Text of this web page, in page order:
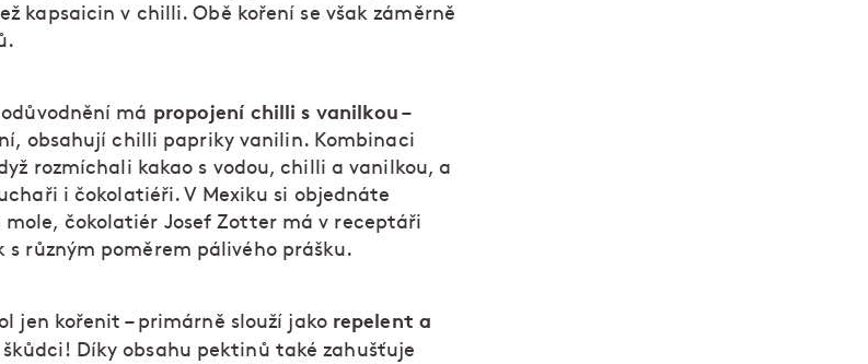
kapsaicin v chilli. Obě koření se však záměrně
má propojení chilli s vanilkou –
obsahují chilli papriky vanilin. Kombinaci
rozmíchali kakao s vodou, chilli a vanilkou, a
i čokolatiéři. V Mexiku si objednáte
mole, čokolatiér Josef Zotter má v receptáři
různým poměrem pálivého prášku.
jen kořenit – primárně slouží jako repelent a
škůdci! Díky obsahu pektinů také zahušťuje